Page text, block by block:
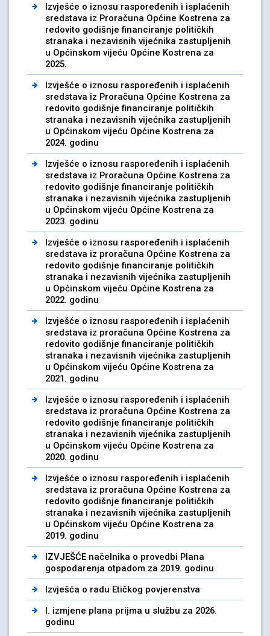
Izvješće o iznosu raspoređenih i isplaćenih
sredstava iz Proračuna Općine Kostrena za
redovito godišnje financiranje političkih
stranaka i nezavisnih vijećnika zastupljenih
u Općinskom vijeću Općine Kostrena za
2025.
Izvješće o iznosu raspoređenih i isplaćenih
sredstava iz Proračuna Općine Kostrena za
redovito godišnje financiranje političkih
stranaka i nezavisnih vijećnika zastupljenih
u Općinskom vijeću Općine Kostrena za
2024. godinu
Izvješće o iznosu raspoređenih i isplaćenih
sredstava iz Proračuna Općine Kostrena za
redovito godišnje financiranje političkih
stranaka i nezavisnih vijećnika zastupljenih
u Općinskom vijeću Općine Kostrena za
2023. godinu
Izvješće o iznosu raspoređenih i isplaćenih
sredstava iz proračuna Općine Kostrena za
redovito godišnje financiranje političkih
stranaka i nezavisnih vijećnika zastupljenih
u Općinskom vijeću Općine Kostrena za
2022. godinu
Izvješće o iznosu raspoređenih i isplaćenih
sredstava iz proračuna Općine Kostrena za
redovito godišnje financiranje političkih
stranaka i nezavisnih vijećnika zastupljenih
u Općinskom vijeću Općine Kostrena za
2021. godinu
Izvješće o iznosu raspoređenih i isplaćenih
sredstava iz proračuna Općine Kostrena za
redovito godišnje financiranje političkih
stranaka i nezavisnih vijećnika zastupljenih
u Općinskom vijeću Općine Kostrena za
2020. godinu
Izvješće o iznosu raspoređenih i isplaćenih
sredstava iz proračuna Općine Kostrena za
redovito godišnje financiranje političkih
stranaka i nezavisnih vijećnika zastupljenih
u Općinskom vijeću Općine Kostrena za
2019. godinu
IZVJEŠĆE načelnika o provedbi Plana
gospodarenja otpadom za 2019. godinu
Izvješća o radu Etičkog povjerenstva
I. izmjene plana prijma u službu za 2026.
godinu